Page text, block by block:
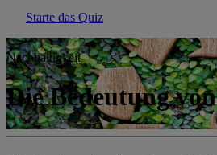
Starte das Quiz
Nachhaltigkeit
Die Bedeutung